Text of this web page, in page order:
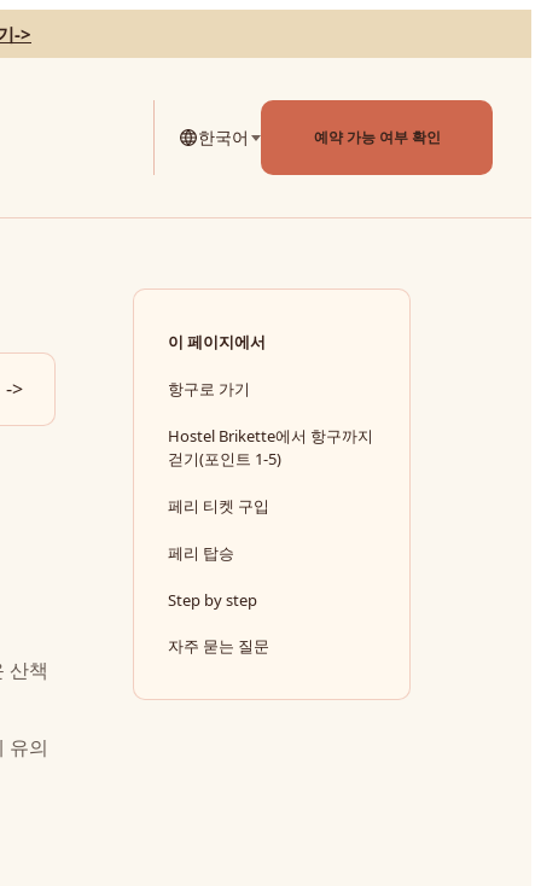
->
한국어 예약 가능 여부 확인
->
산책
유의
이 페이지에서
항구로 가기
Hostel Brikette에서 항구까지
걷기(포인트 1-5)
페리 티켓 구입
페리 탑승
Step by step
자주 묻는 질문